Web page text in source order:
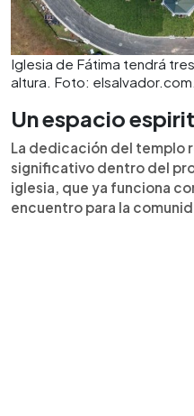
Iglesia de Fátima tendrá
altura. Foto: elsalvador.com.
Un espacio
La dedicación del templo
significativo dentro del
iglesia, que ya funciona
encuentro para la